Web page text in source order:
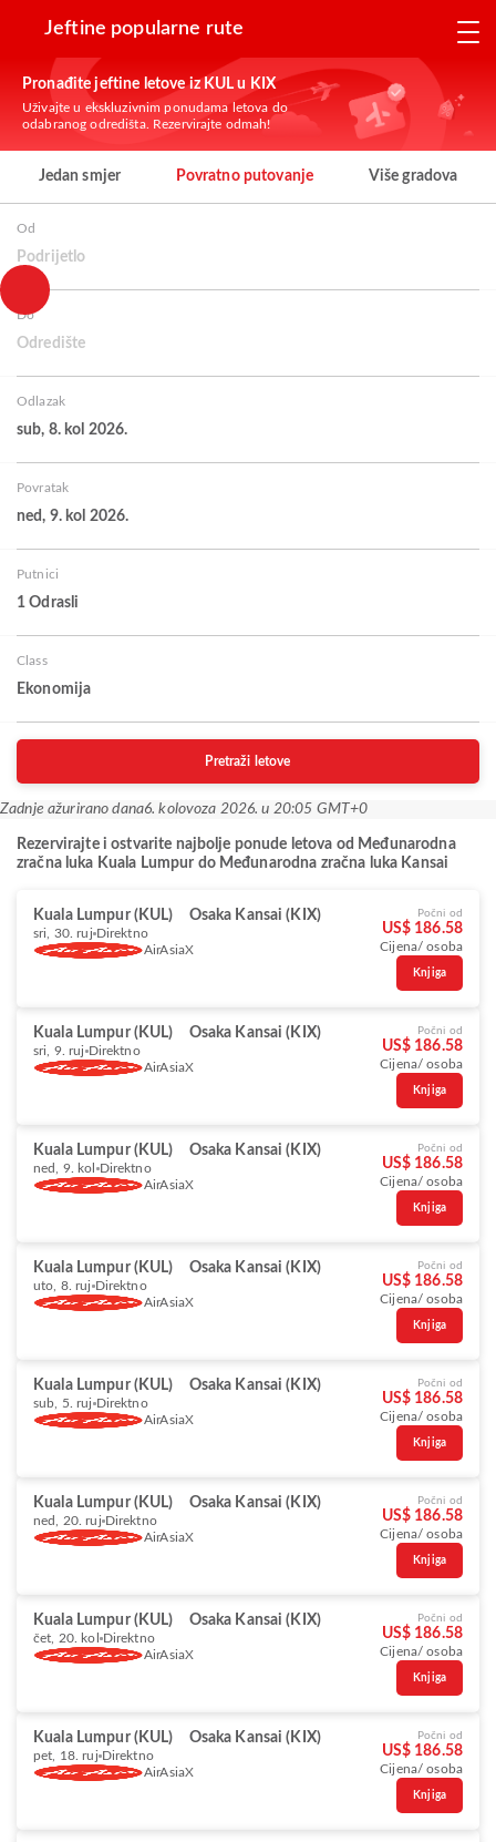
Jeftine popularne rute
Pronađite jeftine letove iz KUL u KIX
Uživajte u ekskluzivnim ponudama letova do
odabranog odredišta. Rezervirajte odmah!
Jedan smjer Povratno putovanje Više gradova
Od
Podrijetlo
Do
Odredište
Odlazak
sub, 8. kol 2026.
Povratak
ned, 9. kol 2026.
Putnici
1 Odrasli
Class
Ekonomija
Pretraži letove
Zadnje ažurirano dana6. kolovoza 2026. u 20:05 GMT+0
Rezervirajte i ostvarite najbolje ponude letova od Međunarodna
zračna luka Kuala Lumpur do Međunarodna zračna luka Kansai
Kuala Lumpur (KUL) Osaka Kansai (KIX)
sri, 30. ruj Direktno
AirAsiaX
Počni od
US$ 186.58
Cijena/ osoba
Knjiga
Kuala Lumpur (KUL) Osaka Kansai (KIX)
sri, 9. ruj Direktno
AirAsiaX
Počni od
US$ 186.58
Cijena/ osoba
Knjiga
Kuala Lumpur (KUL) Osaka Kansai (KIX)
ned, 9. kol Direktno
AirAsiaX
Počni od
US$ 186.58
Cijena/ osoba
Knjiga
Kuala Lumpur (KUL) Osaka Kansai (KIX)
uto, 8. ruj Direktno
AirAsiaX
Počni od
US$ 186.58
Cijena/ osoba
Knjiga
Kuala Lumpur (KUL) Osaka Kansai (KIX)
sub, 5. ruj Direktno
AirAsiaX
Počni od
US$ 186.58
Cijena/ osoba
Knjiga
Kuala Lumpur (KUL) Osaka Kansai (KIX)
ned, 20. ruj Direktno
AirAsiaX
Počni od
US$ 186.58
Cijena/ osoba
Knjiga
Kuala Lumpur (KUL) Osaka Kansai (KIX)
čet, 20. kol Direktno
AirAsiaX
Počni od
US$ 186.58
Cijena/ osoba
Knjiga
Kuala Lumpur (KUL) Osaka Kansai (KIX)
pet, 18. ruj Direktno
AirAsiaX
Počni od
US$ 186.58
Cijena/ osoba
Knjiga